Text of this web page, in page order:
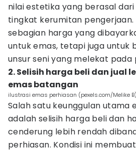
nilai estetika yang berasal
tingkat kerumitan pengerjaan.
sebagian harga yang
untuk emas, tetapi juga untuk
unsur seni yang melekat
2. Selisih harga beli dan jual
emas batangan
ilustrasi emas perhiasan (pexels.com/Melike B)
Salah satu keunggulan utama
adalah selisih harga beli dan
cenderung lebih rendah
perhiasan. Kondisi ini